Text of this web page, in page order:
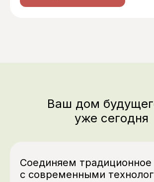
Ваш дом
уже сегодня
Cоединяем традиционное
с современными